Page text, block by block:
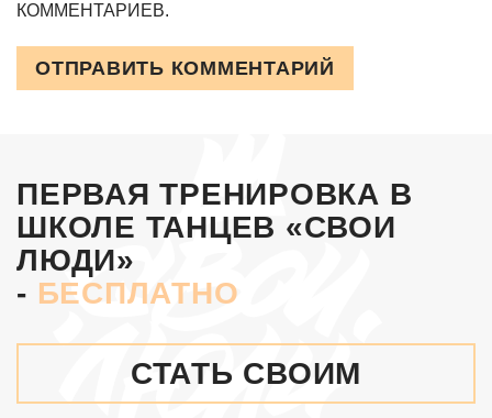
КОММЕНТАРИЕВ.
ОТПРАВИТЬ КОММЕНТАРИЙ
ПЕРВАЯ ТРЕНИРОВКА В
ШКОЛЕ ТАНЦЕВ «СВОИ
ЛЮДИ»
- БЕСПЛАТНО
СТАТЬ СВОИМ